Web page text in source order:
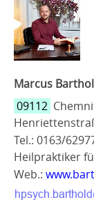
Marcus
09112
Tel.: 0163/
Heilpraktiker
Web.: